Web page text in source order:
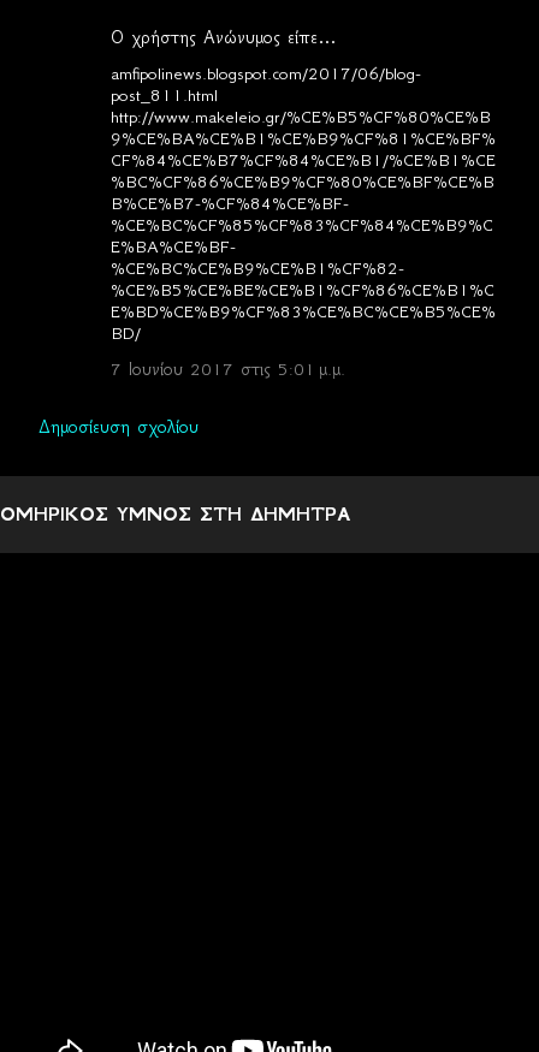
Ο χρήστης Ανώνυμος είπε…
amfipolinews.blogspot.com/2017/06/blog-
post_811.html
http://www.makeleio.gr/%CE%B5%CF%80%CE%B
9%CE%BA%CE%B1%CE%B9%CF%81%CE%BF%
CF%84%CE%B7%CF%84%CE%B1/%CE%B1%CE
%BC%CF%86%CE%B9%CF%80%CE%BF%CE%B
B%CE%B7-%CF%84%CE%BF-
%CE%BC%CF%85%CF%83%CF%84%CE%B9%C
E%BA%CE%BF-
%CE%BC%CE%B9%CE%B1%CF%82-
%CE%B5%CE%BE%CE%B1%CF%86%CE%B1%C
E%BD%CE%B9%CF%83%CE%BC%CE%B5%CE%
BD/
7 Ιουνίου 2017 στις 5:01 μ.μ.
Δημοσίευση σχολίου
ΟΜΗΡΙΚΟΣ ΥΜΝΟΣ ΣΤΗ ΔΗΜΗΤΡΑ